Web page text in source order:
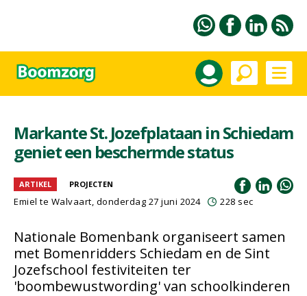
Markante St. Jozefplataan in Schiedam
geniet een beschermde status
ARTIKEL PROJECTEN
Emiel te Walvaart, donderdag 27 juni 2024 228 sec
Nationale Bomenbank organiseert samen
met Bomenridders Schiedam en de Sint
Jozefschool festiviteiten ter
'boombewustwording' van schoolkinderen